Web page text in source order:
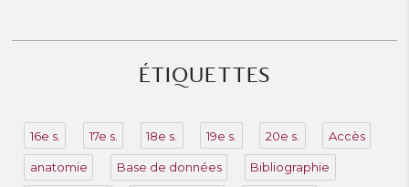
ÉTIQUETTES
16e s. 17e s. 18e s. 19e s. 20e s. Accès
anatomie Base de données Bibliographie